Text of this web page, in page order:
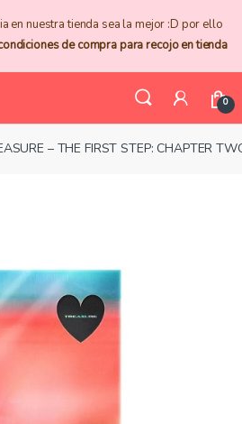
en nuestra tienda sea la mejor :D por ello
de compra para recojo en tienda
0
– THE FIRST STEP: CHAPTER